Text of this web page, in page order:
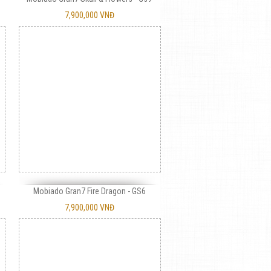
7,900,000 VNĐ
Mobiado Gran7 Fire Dragon - GS6
7,900,000 VNĐ